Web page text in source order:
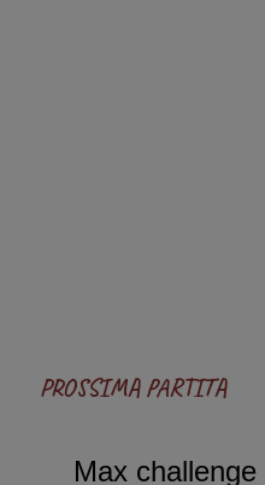
PROSSIMA PARTITA